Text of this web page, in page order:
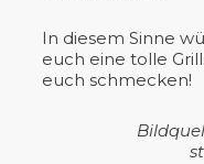
In diesem Sinne
euch eine tolle
euch schmecken!